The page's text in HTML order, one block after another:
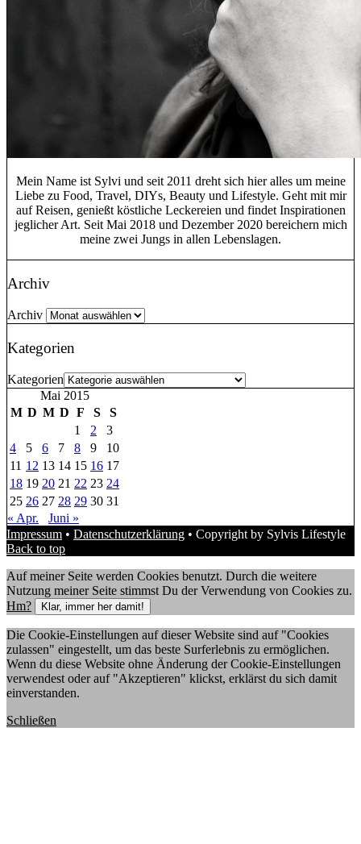
Mein Name ist Sylvi und seit 2011 dreht sich hier alles um meine
Liebe zu Food, Travel, DIYs, Beauty und Lifestyle. Geht mit mir
auf Reisen, genießt köstliche Leckereien und findet Inspirationen
jeglicher Art. Seit Mai 2018 und Dezember 2020 bereichern mich
meine zwei Jungs in allen Lebenslagen.
Archiv
Archiv
Kategorien
Kategorien
Mai 2015
M D M D F S
S
1
2
3
4
5 6 7 8 9
10
11 12 13 14 15 16 17
18 19 20 21 22 23 24
25 26 27 28 29 30 31
« Apr.
Juni »
Impressum • Datenschutzerklärung • Copyright by Sylvis Lifestyle
Back to top
Auf meiner Seite werden Cookies benutzt. Durch die weitere
Nutzung meiner Seite stimmst Du der Verwendung von Cookies zu.
Hm?
Klar, immer her damit!
Die Cookie-Einstellungen auf dieser Website sind auf "Cookies
zulassen" eingestellt, um das beste Surferlebnis zu ermöglichen.
Wenn du diese Website ohne Änderung der Cookie-Einstellungen
verwendest oder auf "Akzeptieren" klickst, erklärst du sich damit
einverstanden.
Schließen